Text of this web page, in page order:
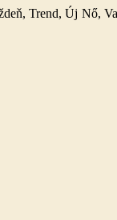
Trend, Új Nő,